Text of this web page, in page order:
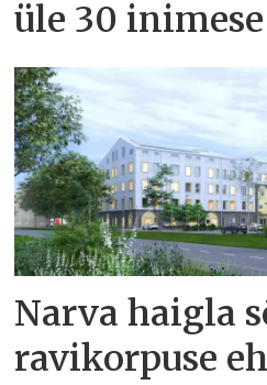
üle 30 inimese
Narva haigla
ravikorpuse